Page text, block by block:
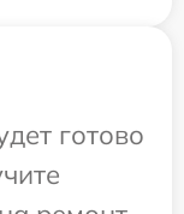
готово